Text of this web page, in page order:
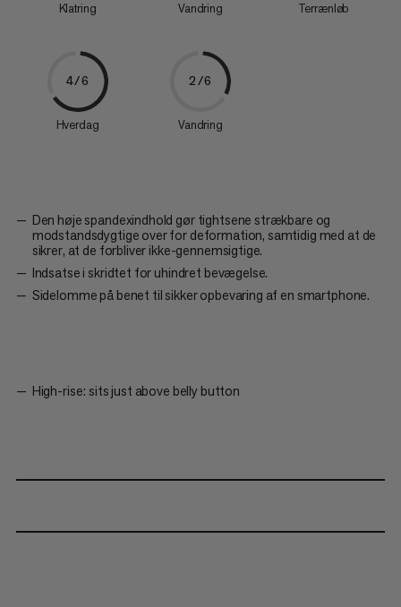
Klatring Vandring Terrænløb
4/6
Hverdag
2/6
Vandring
Den høje spandexindhold gør tightsene strækbare og
modstandsdygtige over for deformation, samtidig med at de
sikrer, at de forbliver ikke-gennemsigtige.
Indsatse i skridtet for uhindret bevægelse.
Sidelomme på benet til sikker opbevaring af en smartphone.
High-rise: sits just above belly button